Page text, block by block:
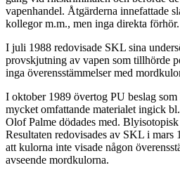
vapenhandel. Åtgärderna innefattade
kollegor m.m., men inga direkta förhör.
I juli 1988 redovisade SKL sina
provskjutning av vapen som tillhörde
inga överensstämmelser med
I oktober 1989 övertog PU beslag
mycket omfattande materialet ingick
Olof Palme dödades med. Blyisotopisk
Resultaten redovisades av SKL i mars
att kulorna inte visade någon
avseende mordkulorna.